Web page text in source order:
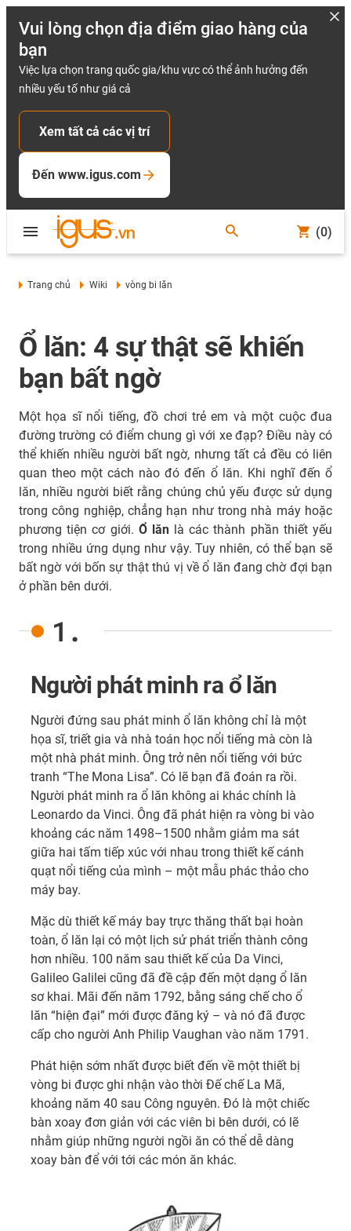
Vui lòng chọn địa điểm giao hàng của
bạn
Việc lựa chọn trang quốc gia/khu vực có thể ảnh hưởng đến
nhiều yếu tố như giá cả
Xem tất cả các vị trí
Đến www.igus.com
(0)
Trang chủ Wiki vòng bi lăn
Ổ lăn: 4 sự thật sẽ khiến
bạn bất ngờ
Một họa sĩ nổi tiếng, đồ chơi trẻ em và một cuộc đua
đường trường có điểm chung gì với xe đạp? Điều này có
thể khiến nhiều người bất ngờ, nhưng tất cả đều có liên
quan theo một cách nào đó đến ổ lăn. Khi nghĩ đến ổ
lăn, nhiều người biết rằng chúng chủ yếu được sử dụng
trong công nghiệp, chẳng hạn như trong nhà máy hoặc
phương tiện cơ giới. Ổ lănlà các thành phần thiết yếu
trong nhiều ứng dụng như vậy. Tuy nhiên, có thể bạn sẽ
bất ngờ với bốn sự thật thú vị về ổ lăn đang chờ đợi bạn
ở phần bên dưới.
1.
Người phát minh ra ổ lăn
Người đứng sau phát minh ổ lăn không chỉ là một
họa sĩ, triết gia và nhà toán học nổi tiếng mà còn là
một nhà phát minh. Ông trở nên nổi tiếng với bức
tranh “The Mona Lisa”. Có lẽ bạn đã đoán ra rồi.
Người phát minh ra ổ lăn không ai khác chính là
Leonardo da Vinci. Ông đã phát hiện ra vòng bi vào
khoảng các năm 1498–1500 nhằm giảm ma sát
giữa hai tấm tiếp xúc với nhau trong thiết kế cánh
quạt nổi tiếng của mình – một mẫu phác thảo cho
máy bay.
Mặc dù thiết kế máy bay trực thăng thất bại hoàn
toàn, ổ lăn lại có một lịch sử phát triển thành công
hơn nhiều. 100 năm sau thiết kế của Da Vinci,
Galileo Galilei cũng đã đề cập đến một dạng ổ lăn
sơ khai. Mãi đến năm 1792, bằng sáng chế cho ổ
lăn “hiện đại” mới được đăng ký – và nó đã được
cấp cho người Anh Philip Vaughan vào năm 1791.
Phát hiện sớm nhất được biết đến về một thiết bị
vòng bi được ghi nhận vào thời Đế chế La Mã,
khoảng năm 40 sau Công nguyên. Đó là một chiếc
bàn xoay đơn giản với các viên bi bên dưới, có lẽ
nhằm giúp những người ngồi ăn có thể dễ dàng
xoay bàn để với tới các món ăn khác.